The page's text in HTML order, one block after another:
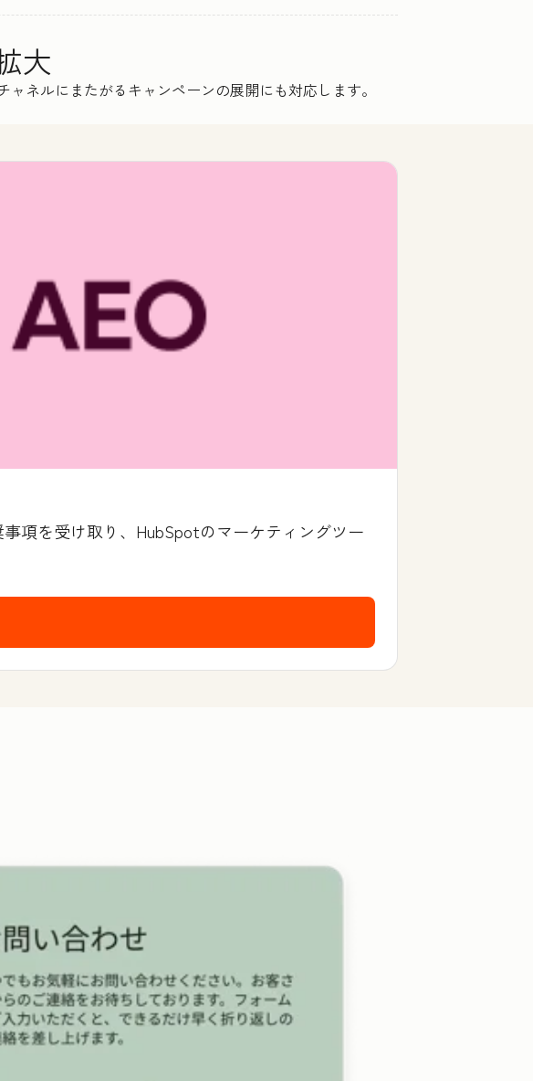
大
ネルにまたがるキャンペーンの展開にも対応します。
項を受け取り、HubSpotのマーケティングツー